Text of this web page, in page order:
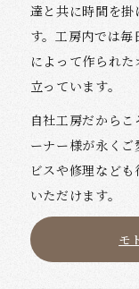
達と共に時間を
す。工房内では
によって作られ
立っています。
自社工房だから
ーナー様が永く
ビスや修理など
いただけます。
モ